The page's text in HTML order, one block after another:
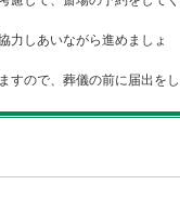
力しあいながら進めましょ
すので、葬儀の前に届出をし